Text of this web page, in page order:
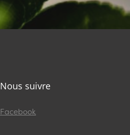
Nous suivre
Facebook